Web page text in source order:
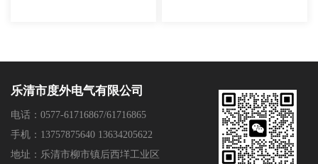
乐清市度外电气有限公司
电话：0577-61716867/61716865
手机：13757875640 13634205622
地址：乐清市柳市镇后西垟工业区